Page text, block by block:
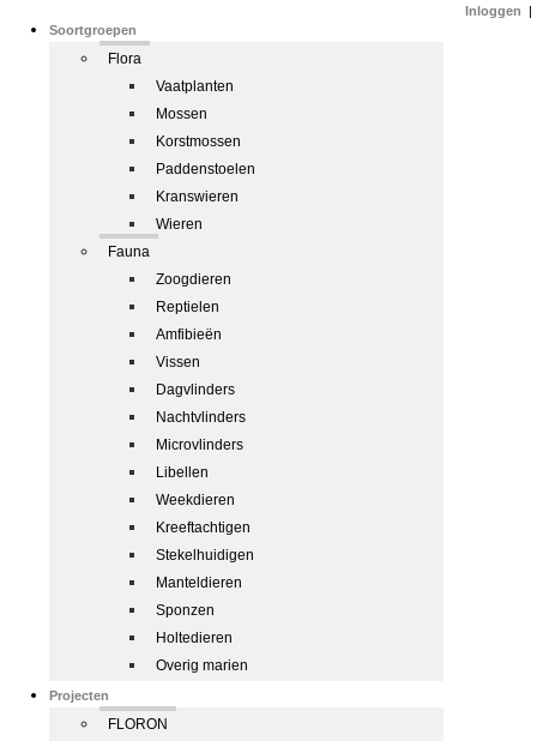
Soortgroepen
Flora
Vaatplanten
Mossen
Korstmossen
Paddenstoelen
Kranswieren
Wieren
Fauna
Zoogdieren
Reptielen
Amfibieën
Vissen
Dagvlinders
Nachtvlinders
Microvlinders
Libellen
Weekdieren
Kreeftachtigen
Stekelhuidigen
Manteldieren
Sponzen
Holtedieren
Overig marien
Projecten
FLORON
Inloggen |